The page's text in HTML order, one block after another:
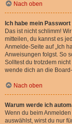
Nach oben
Ich habe mein
Das ist nicht schlimm!
mitteilen, du kannst es
Anmelde-Seite auf „Ich
Anweisungen folgst. So
Solltest du trotzdem
wende dich an die
Nach oben
Warum werde ich
Wenn du beim
auswählst, wirst du nur